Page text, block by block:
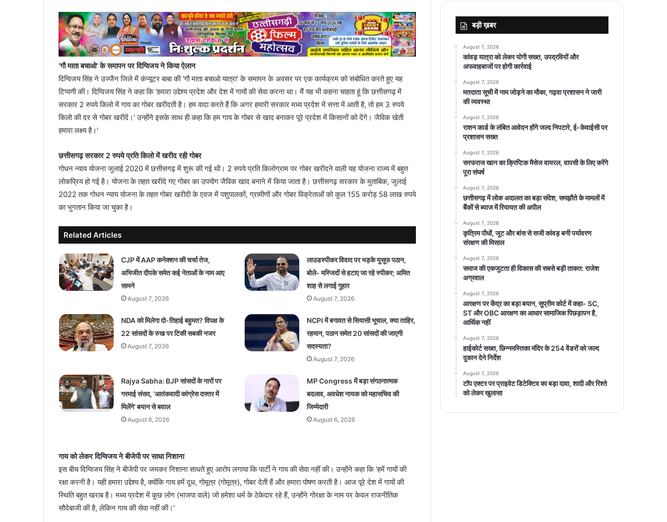
'गौ माता बचाओ' के समापन पर दिग्विजय ने किया ऐलान
दिग्विजय सिंह ने उज्जैन जिले में कंप्यूटर बाबा की 'गौ माता बचाओ यात्रा' के समापन के अवसर पर एक कार्यक्रम को संबोधित करते हुए यह
टिप्पणी की। दिग्विजय सिंह ने कहा कि 'हमारा उद्देश्य प्रदेश और देश में गायों की सेवा करना था। मैं यह भी कहना चाहता हूं कि छत्तीसगढ़ में
सरकार 2 रुपये किलो में गाय का गोबर खरीदती है। हम वादा करते हैं कि अगर हमारी सरकार मध्य प्रदेश में सत्ता में आती है, तो हम 3 रुपये
किलो की दर से गोबर खरीदें।' उन्होंने इसके साथ ही कहा कि हम गाय के गोबर से खाद बनाकर पूरे प्रदेश में किसानों को देंगे। जैविक खेती
हमारा लक्ष्य है।'
छत्तीसगढ़ सरकार 2 रुपये प्रति किलो में खरीद रही गोबर
गोधन न्याय योजना जुलाई 2020 में छत्तीसगढ़ में शुरू की गई थी। 2 रुपये प्रति किलोग्राम पर गोबर खरीदने वाली यह योजना राज्य में बहुत
लोकप्रिय हो गई है। योजना के तहत खरीदे गए गोबर का उपयोग जैविक खाद बनाने में किया जाता है। छत्तीसगढ़ सरकार के मुताबिक, जुलाई
2022 तक गोधन न्याय योजना के तहत गोबर खरीदी के एवज में पशुपालकों, ग्रामीणों और गोबर विक्रेताओं को कुल 155 करोड़ 58 लाख रुपये
का भुगतान किया जा चुका है।
Related Articles
CJP में AAP कनेक्शन की चर्चा तेज,
अभिजीत दीपके समेत कई नेताओं के नाम आए
सामने
August 7, 2026
लाउडस्पीकर विवाद पर भड़के युसूफ पठान,
बोले- मस्जिदों से हटाए जा रहे स्पीकर; अमित
शाह से लगाई गुहार
August 7, 2026
NDA को मिलेगा दो-तिहाई बहुमत? विपक्ष के
22 सांसदों के रुख पर टिकी सबकी नजर
August 7, 2026
NCPI में बगावत से सियासी भूचाल, क्या ताहिर,
रहमान, पठान समेत 20 सांसदों की जाएगी
सदस्यता?
August 7, 2026
Rajya Sabha: BJP सांसदों के नारों पर
गरमाई संसद, ‘आतंकवादी कांग्रेस दफ्तर में
मिलेंगे’ बयान से बवाल
August 6, 2026
MP Congress में बड़ा संगठनात्मक
बदलाव, अवधेश नायक को महासचिव की
जिम्मेदारी
August 6, 2026
गाय को लेकर दिग्विजय ने बीजेपी पर साधा निशाना
इस बीच दिग्विजय सिंह ने बीजेपी पर जमकर निशाना साधते हुए आरोप लगाया कि पार्टी ने गाय की सेवा नहीं की। उन्होंने कहा कि 'हमें गायों की
रक्षा करनी है। यही हमारा उद्देश्य है, क्योंकि गाय हमें दूध, गोमूत्र (गोमूत्र), गोबर देती हैं और हमारा पोषण करती है। आज पूरे देश में गायों की
स्थिति बहुत खराब है। मध्य प्रदेश में कुछ लोग (भाजपा वाले) जो हमेशा धर्म के ठेकेदार रहे हैं, उन्होंने गोरक्षा के नाम पर केवल राजनीतिक
सौदेबाजी की है, लेकिन गाय की सेवा नहीं की।'
बड़ी ख़बर
August 7, 2026
कांवड़ यात्रा को लेकर योगी सख्त, उपद्रवियों और
अफवाहबाजों पर होगी कार्रवाई
August 7, 2026
मतदाता सूची में नाम जोड़ने का मौका, गढ़वा प्रशासन ने जारी
की व्यवस्था
August 7, 2026
राशन कार्ड के लंबित आवेदन होंगे जल्द निपटारे, ई-केवाईसी पर
प्रशासन सख्त
August 7, 2026
सरफराज खान का क्रिप्टिक मैसेज वायरल, वापसी के लिए करेंगे
पूरा संघर्ष
August 7, 2026
छत्तीसगढ़ में लोक अदालत का बड़ा संदेश, समझौते के मामलों में
बैंकों से ब्याज में रियायत की अपील
August 7, 2026
कृत्रिम पौधों, जूट और बांस से सजी कांवड़ बनी पर्यावरण
संरक्षण की मिसाल
August 7, 2026
समाज की एकजुटता ही विकास की सबसे बड़ी ताकत: राजेश
अग्रवाल
August 7, 2026
आरक्षण पर केंद्र का बड़ा बयान, सुप्रीम कोर्ट में कहा- SC,
ST और OBC आरक्षण का आधार सामाजिक पिछड़ापन है,
आर्थिक नहीं
August 7, 2026
हाईकोर्ट सख्त, छिन्नमस्तिका मंदिर के 254 वेंडरों को जल्द
दुकान देने निर्देश
August 7, 2026
टॉप एक्टर पर प्राइवेट डिटेक्टिव का बड़ा दावा, शादी और रिश्ते
को लेकर खुलासा